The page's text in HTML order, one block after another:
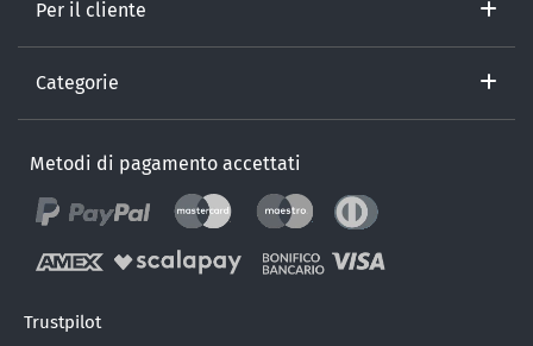
Per il cliente
Categorie
Metodi di pagamento accettati
Trustpilot